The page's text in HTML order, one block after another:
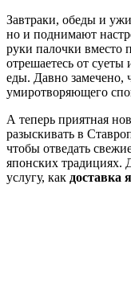
Завтраки, обеды и
но и поднимают
руки палочки
отрешаетесь от
еды. Давно замечено,
умиротворяющего
А теперь приятная
разыскивать в
чтобы отведать
японских традициях.
услугу, как доставка